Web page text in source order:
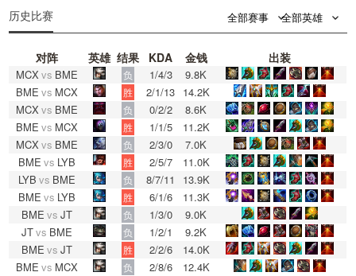
历史比赛 全部赛事 全部英雄
对阵 英雄 结果 KDA 金钱 出装
MCXvs BME 负 1/4/3
9.8K
BME vs MCX 胜 2/1/13 14.2K
MCXvs BME 负 0/2/2
8.6K
BME vs MCX 胜 1/1/5
11.2K
MCXvs BME 负 2/3/0
7.0K
BME vs LYB 胜 2/5/7
11.0K
LYB vs BME 负 8/7/11
13.9K
BME vs LYB 胜 6/1/6
11.3K
BME vs JT 负 1/3/0
9.0K
JTvs BME 负 1/2/1
9.2K
BME vs JT 胜 2/2/6
14.0K
BME vs MCX 负 2/8/6
12.4K